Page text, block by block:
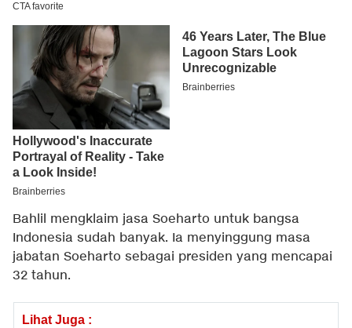
Bahlil mengklaim jasa Soeharto untuk bangsa
Indonesia sudah banyak. Ia menyinggung masa
jabatan Soeharto sebagai presiden yang mencapai
32 tahun.
Lihat Juga :